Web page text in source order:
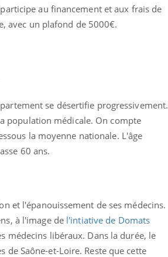
au financement et aux frais de
avec un plafond de 5000€.
se désertifie progressivement.
population médicale. On compte
la moyenne nationale. L'âge
60 ans.
et l'épanouissement de ses médecins.
à l'image de l'intiative de Domats
médecins libéraux. Dans la durée, le
de Saône-et-Loire. Reste que cette